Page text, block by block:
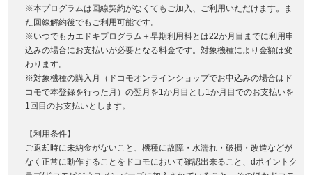
※本プログラムは回線契約がなくてもご加入、ご利用いただけます。ま
た回線解約後でもご利用可能です。
※いつでもカエドキプログラム＋早期利用料とは22か月目までに利用申
込みの場合にお支払いが必要となる料金です。対象機種により金額は変
わります。
※対象機種の購入月（ドコモオンラインショップでお申込みの場合はド
コモで本登録を行った月）の翌月を1か月目とし1か月目でのお支払いを
1回目のお支払いとします。
【利用条件】
ご返却時に未納金がないこと、機種に故障・水濡れ・破損・改造などが
なく正常に動作することをドコモにおいて確認出来ること、dポイントク